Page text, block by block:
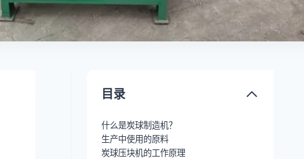
目录
什么是炭球制造机？
生产中使用的原料
炭球压块机的工作原理